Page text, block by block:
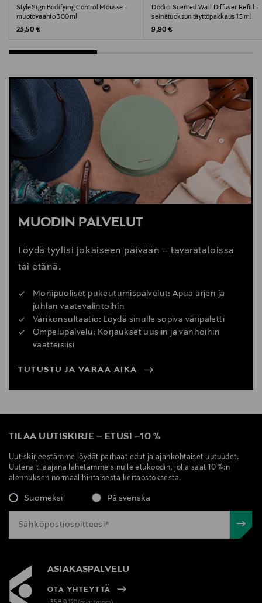
StyleSign Bodifying Control Mousse -
muotovaahto 300ml
Original Price
23,50 €
Dodici Scented Wall Diffuser Refill -
seinätuoksun täyttöpakkaus 15 ml
Original Price
9,90 €
MUODIN PALVELUT
Löydä tyylisi jokaiseen päivään – tavarataloissa
tai etänä.
Monipuoliset pukeutumispalvelut: Apua arjen ja
juhlan vaatevalintoihin
Värikonsultaatio: Löydä sinulle sopiva väripaletti
Ompelupalvelu: Korjaukset uusiin ja vanhoihin
vaatteisiisi
TUTUSTU JA VARAA AIKA
TILAA UUTISKIRJE – ETUSI –10 %
Uutiskirjeestämme löydät parhaat edut ja ajankohtaiset uutuudet.
Uutena tilaajana lähetämme sinulle etukoodin, jolla saat 10 %:n
alennuksen normaalihintaisesta kertaostoksesta.
Suomeksi På svenska
ASIAKASPALVELU
OTA YHTEYTTÄ